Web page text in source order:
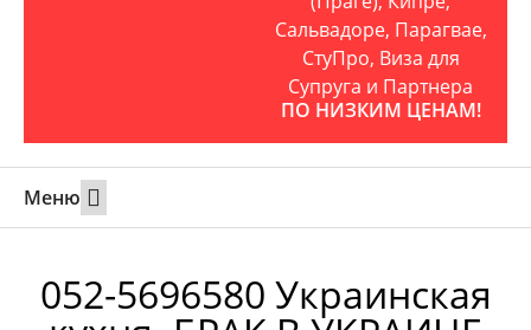
Сальвадоре, Парагвае,
СтуПро, Виза для
Супруга и Партнера
ПО НИЗКИМ ЦЕНАМ!
Меню
052-5696580 Украинская